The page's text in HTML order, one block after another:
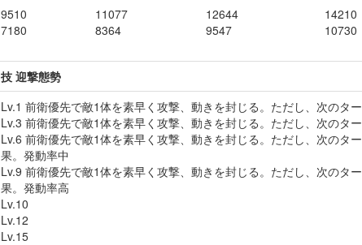
9510
7180
11077
8364
12644
9547
14210
10730
技 迎撃態勢
Lv.1 前衛優先で敵1体を素早く攻撃、動きを封じる。ただし、次のタ
Lv.3 前衛優先で敵1体を素早く攻撃、動きを封じる。ただし、次のタ
Lv.6 前衛優先で敵1体を素早く攻撃、動きを封じる。ただし、次のタ
果。発動率中
Lv.9 前衛優先で敵1体を素早く攻撃、動きを封じる。ただし、次のタ
果。発動率高
Lv.10
Lv.12
Lv.15